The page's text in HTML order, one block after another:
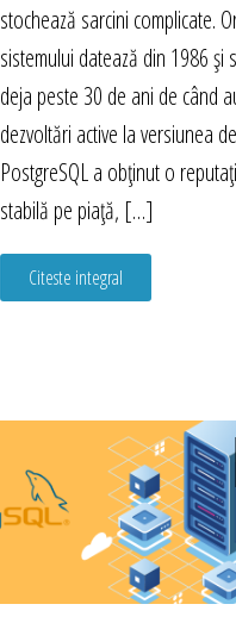
stochează sarcini complicate.
sistemului datează din 1986 și
deja peste 30 de ani de când
dezvoltări active la versiunea
PostgreSQL a obținut o
stabilă pe piață, […]
Citeste integral